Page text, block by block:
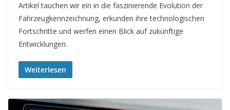
Artikel tauchen wir ein in die faszinierende Evolution der
Fahrzeugkennzeichnung, erkunden ihre technologischen
Fortschritte und werfen einen Blick auf zukünftige
Entwicklungen.
Weiterlesen